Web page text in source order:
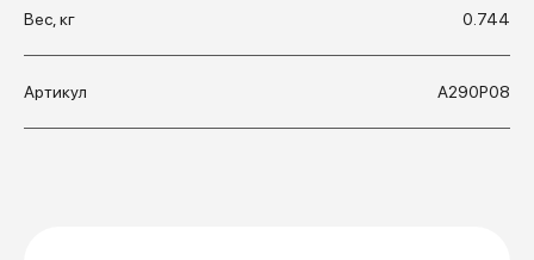
Вес, кг 0.744
Артикул А290Р08